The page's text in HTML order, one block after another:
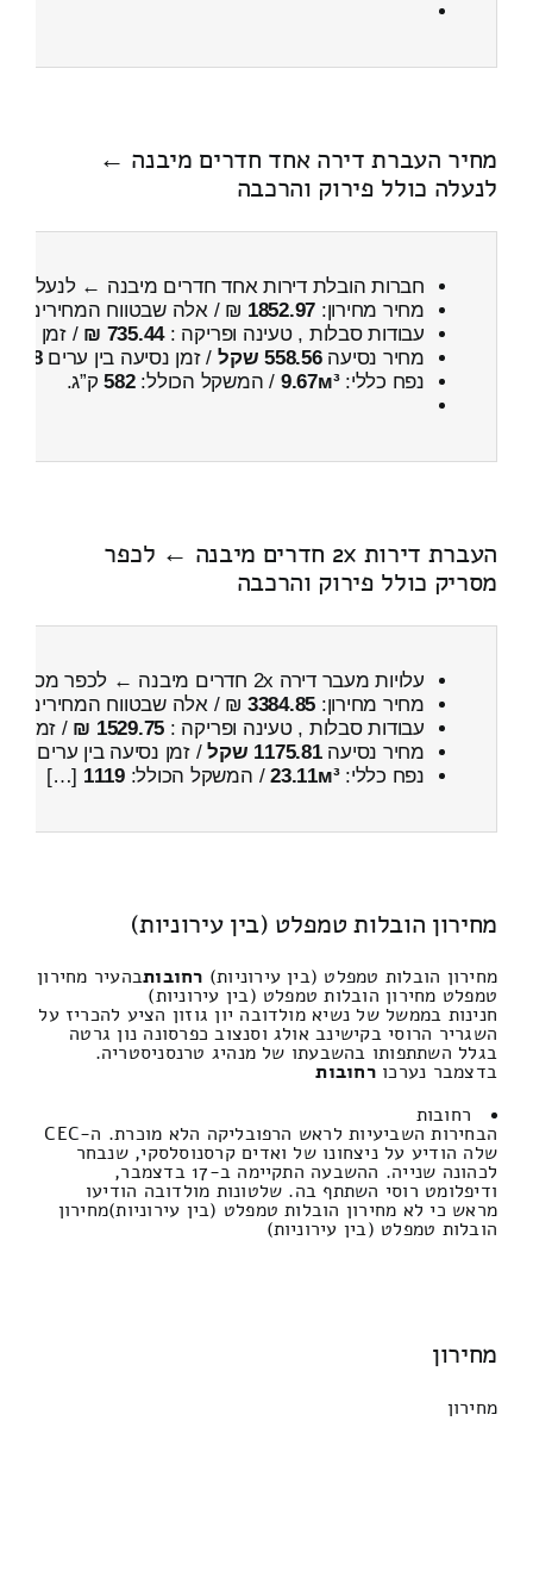
מחיר העברת דירה אחד חדרים מיבנה ←
לנעלה כולל פירוק והרכבה
חברות הובלת דירות אחד חדרים מיבנה ← לנעלה
מחיר מחירון: 1852.97 ₪ / אלה שבטווח המחירים
עבודות סבלות , טעינה ופריקה :735.44 ₪ / זמן :
מחיר נסיעה558.56 שקל / זמן נסיעה בין ערים48 דקות
נפח כללי:9.67м³ / המשקל הכולל:582ק”ג.
העברת דירות 2x חדרים מיבנה ← לכפר
מסריק כולל פירוק והרכבה
עלויות מעבר דירה 2x חדרים מיבנה ← לכפר מסריק
מחיר מחירון: 3384.85 ₪ / אלה שבטווח המחירים
עבודות סבלות , טעינה ופריקה : 1529.75 ₪ / זמן :
מחיר נסיעה1175.81 שקל / זמן נסיעה בין ערים
נפח כללי:23.11м³/ המשקל הכולל:1119
[…]
מחירון הובלות טמפלט (בין עירוניות)
מחירון הובלות טמפלט (בין עירוניות) רחובותבהעיר מחירון
טמפלט מחירון הובלות טמפלט (בין עירוניות)
חנינות בממשל של נשיא מולדובה יון גוזון הציע להכריז על
השגריר הרוסי בקישינב אולג וסנצוב כפרסונה נון גרטה
בגלל השתתפותו בהשבעתו של מנהיג טרנסניסטריה.
בדצמבר נערכורחובות
רחובות
הבחירות השביעיות לראש הרפובליקה הלא מוכרת. ה-CEC
שלה הודיע ​​על ניצחונו של ואדים קרסנוסלסקי, שנבחר
לכהונה שנייה. ההשבעה התקיימה ב-17 בדצמבר,
ודיפלומט רוסי השתתף בה. שלטונות מולדובה הודיעו
מראש כי לא מחירון הובלות טמפלט (בין עירוניות)מחירון
הובלות טמפלט (בין עירוניות)
מחירון
מחירון